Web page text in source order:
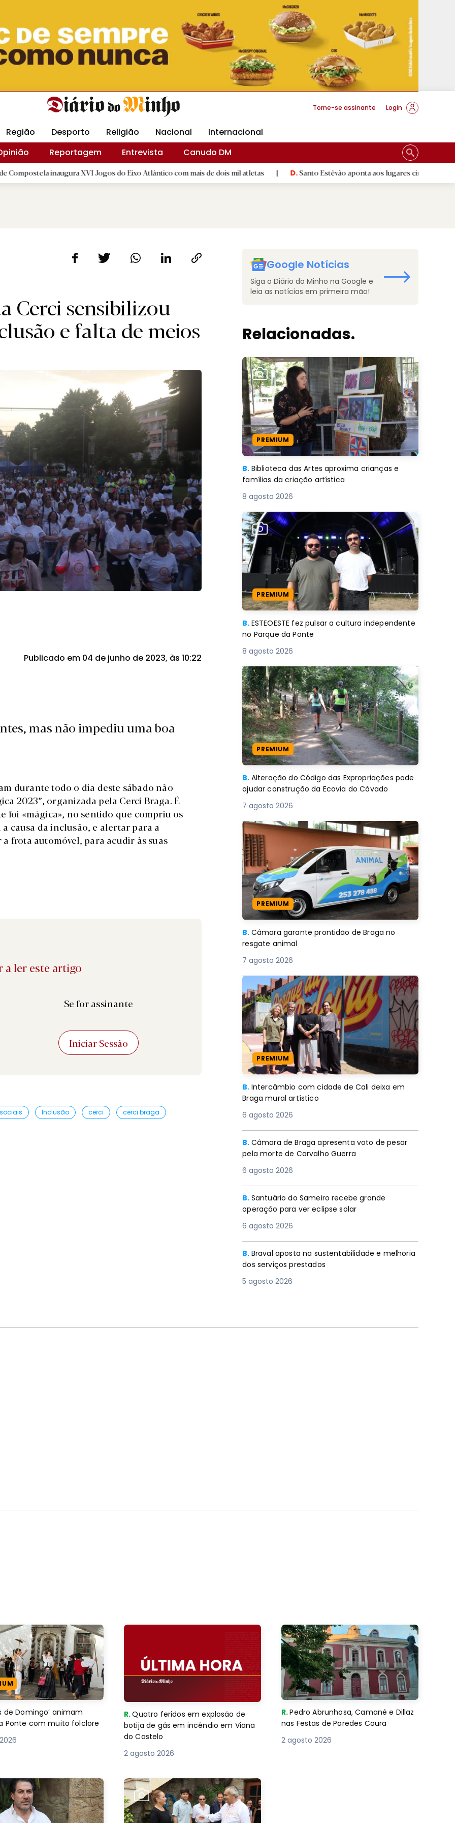
Revista Minha Gráfica DM Livraria DM Arquidiocese Braga
Torne-se assinante Login
Região Desporto Religião Nacional
Internacional
Reportagem Entrevista Canudo DM
inaugura XVI Jogos do Eixo Atlântico com mais de dois mil atletas | D.Santo Estêvão aponta aos lugares cimeiros da Honra
Cerci sensibilizou
e falta de meios
Publicado em 04 de junho de 2023, às 10:22
mas não impediu uma boa
durante todo o dia deste sábado não
2023”, organizada pela Cerci Braga. É
foi «mágica», no sentido que compriu os
causa da inclusão, e alertar para a
frota automóvel, para acudir às suas
a ler este artigo
Se for assinante
Iniciar Sessão
Inclusão cerci cerci braga
Google Notícias
Siga o Diário do Minho na Google e
leia as notícias em primeira mão!
Relacionadas.
PREMIUM
B. Biblioteca das Artes aproxima crianças e
famílias da criação artística
8 agosto 2026
PREMIUM
B. ESTEOESTE fez pulsar a cultura independente
no Parque da Ponte
8 agosto 2026
PREMIUM
B. Alteração do Código das Expropriações pode
ajudar construção da Ecovia do Cávado
7 agosto 2026
PREMIUM
B. Câmara garante prontidão de Braga no
resgate animal
7 agosto 2026
PREMIUM
B. Intercâmbio com cidade de Cali deixa em
Braga mural artístico
6 agosto 2026
B. Câmara de Braga apresenta voto de pesar
pela morte de Carvalho Guerra
6 agosto 2026
B. Santuário do Sameiro recebe grande
operação para ver eclipse solar
6 agosto 2026
B. Braval aposta na sustentabilidade e melhoria
dos serviços prestados
5 agosto 2026
de Domingo’ animam
Ponte com muito folclore
R.Quatro feridos em explosão de
botija de gás em incêndio em Viana
do Castelo
2 agosto 2026
R.Pedro Abrunhosa, Camané e Dillaz
nas Festas de Paredes Coura
2 agosto 2026